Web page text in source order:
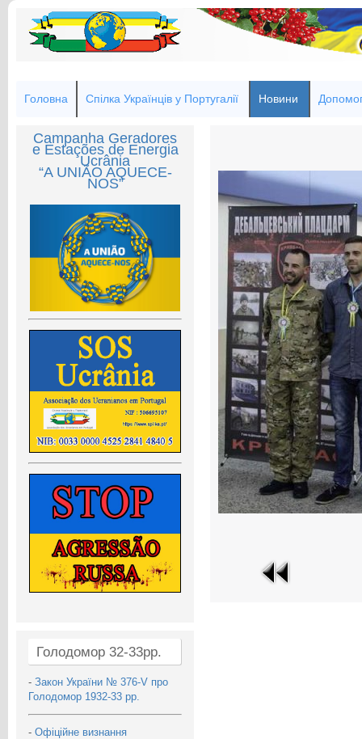
Головна Спілка Українців у Португалії Новини
Campanha Geradores
e Estações de Energia
Ucrânia
“A UNIÃO AQUECE-
NOS”
Голодомор 32-33рр.
- Закон України № 376-V про
Голодомор 1932-33 рр.
- Офіційне визнання